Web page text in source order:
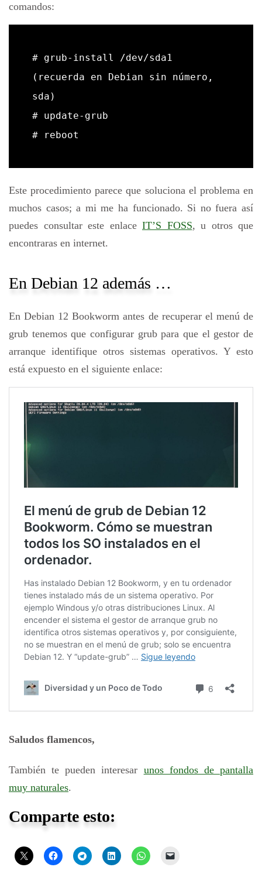
comandos:
# grub-install /dev/sda1
(recuerda en Debian sin número,
sda)
# update-grub
# reboot
Este procedimiento parece que soluciona el problema en
muchos casos; a mi me ha funcionado. Si no fuera así
puedes consultar este enlace IT’S FOSS, u otros que
encontraras en internet.
En Debian 12 además …
En Debian 12 Bookworm antes de recuperar el menú de
grub tenemos que configurar grub para que el gestor de
arranque identifique otros sistemas operativos. Y esto
está expuesto en el siguiente enlace:
Saludos flamencos,
También te pueden interesar unos fondos de pantalla
muy naturales.
Comparte esto: